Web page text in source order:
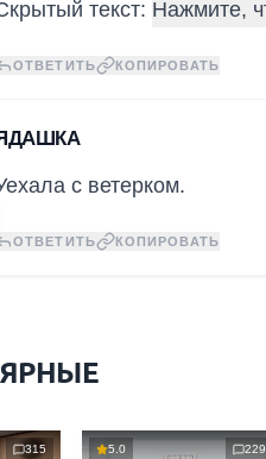
текст:
ОТВЕТИТЬ КОПИРОВАТЬ
с ветерком.
ОТВЕТИТЬ КОПИРОВАТЬ
315 5.0 229